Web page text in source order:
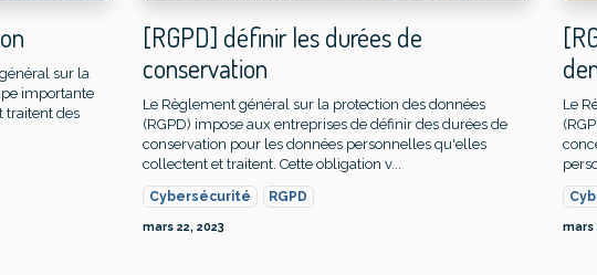
sur la
importante
traitent des
[RGPD] définir les durées de
conservation
Le Règlement général sur la protection des données
(RGPD) impose aux entreprises de définir des durées de
conservation pour les données personnelles qu'elles
collectent et traitent. Cette obligation v...
Cybersécurité RGPD
mars 22, 2023
Le
mars